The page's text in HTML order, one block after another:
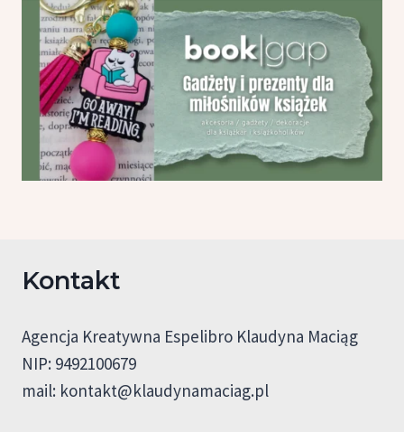
Kontakt
Agencja Kreatywna Espelibro Klaudyna Maciąg
NIP: 9492100679
mail: kontakt@klaudynamaciag.pl